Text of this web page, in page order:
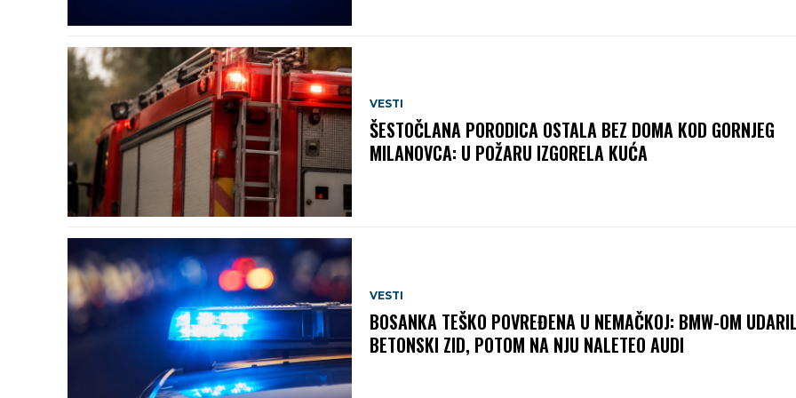
VESTI
ŠESTOČLANA PORODICA OSTALA BEZ DOMA KOD GORNJEG
MILANOVCA: U POŽARU IZGORELA KUĆA
VESTI
BOSANKA TEŠKO POVREĐENA U NEMAČKOJ: BMW-OM
BETONSKI ZID, POTOM NA NJU NALETEO AUDI